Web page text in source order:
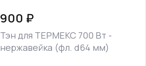
900 ₽
Тэн для ТЕРМЕКС 700 Вт -
нержавейка (фл. d64 мм)